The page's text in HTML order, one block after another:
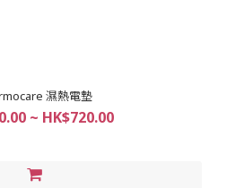
濕熱電墊
~ HK$720.00